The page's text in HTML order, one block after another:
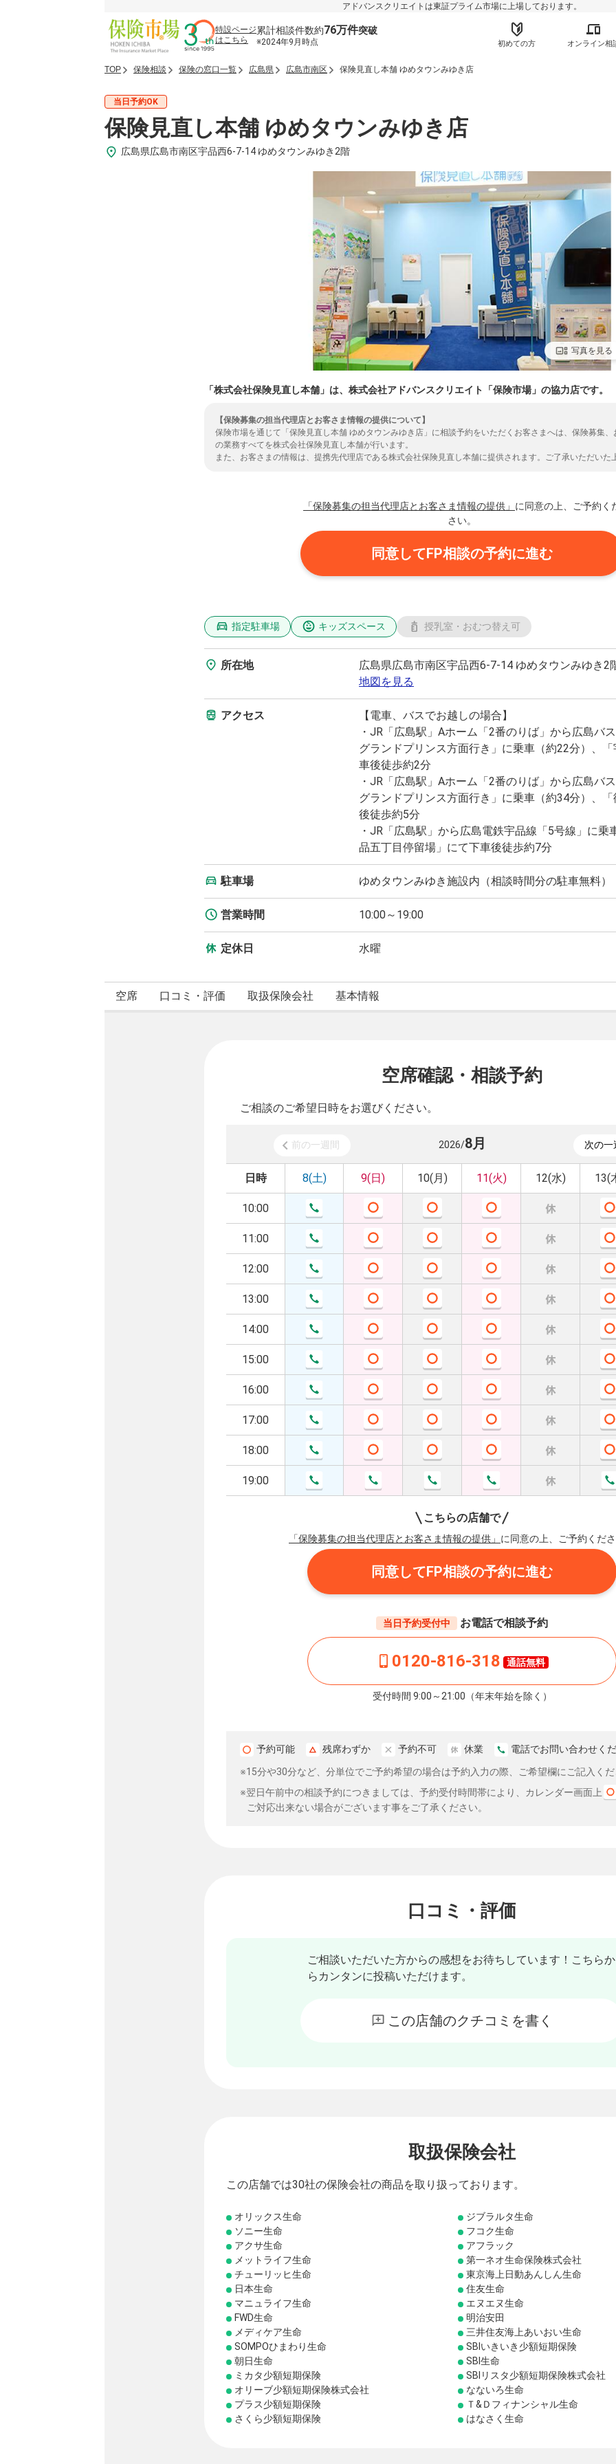
アドバンスクリエイトは東証プライム市場に上場しております。
特設ページ
はこちら
累計相談件数約76万件突破
※2024年9月時点 初めての方 オンライン相
TOP 保険相談 保険の窓口一覧 広島県 広島市南区 保険見直し本舗 ゆめタウンみゆき店
当日予約OK
保険見直し本舗 ゆめタウンみゆき店
広島県広島市南区宇品西6-7-14 ゆめタウンみゆき2階
写真を見る
「株式会社保険見直し本舗」は、株式会社アドバンスクリエイト「保険市場」の協力店です。
【保険募集の担当代理店とお客さま情報の提供について】
保険市場を通じて「保険見直し本舗 ゆめタウンみゆき店」に相談予約をいただくお客さまへは、保険募集
の業務すべてを株式会社保険見直し本舗が行います。
また、お客さまの情報は、提携先代理店である株式会社保険見直し本舗に提供されます。ご了承いただいた
「保険募集の担当代理店とお客さま情報の提供」 に同意の上、ご予約く
さい。
同意してFP相談の予約に進む
指定駐車場 キッズスペース 授乳室・おむつ替え可
所在地
広島県広島市南区宇品西6-7-14 ゆめタウンみゆき2
地図を見る
アクセス
【電車、バスでお越しの場合】
・JR「広島駅」Aホーム「2番のりば」から広島バ
グランドプリンス方面行き」に乗車（約22分）、
車後徒歩約2分
・JR「広島駅」Aホーム「2番のりば」から広島バ
グランドプリンス方面行き」に乗車（約34分）、
後徒歩約5分
・JR「広島駅」から広島電鉄宇品線「5号線」に乗
品五丁目停留場」にて下車後徒歩約7分
駐車場 ゆめタウンみゆき施設内（相談時間分の駐車無料）
営業時間 10:00～19:00
定休日 水曜
空席 口コミ・評価 取扱保険会社 基本情報
空席確認・相談予約
ご相談のご希望日時をお選びください。
前の一週間 2026/8月 次の一
日時
10:00
11:00
12:00
13:00
14:00
15:00
16:00
17:00
18:00
19:00
8(土) 9(日) 10(月) 11(火) 12(水) 13(
こちらの店舗で
「保険募集の担当代理店とお客さま情報の提供」 に同意の上、ご予約くだ
同意してFP相談の予約に進む
当日予約受付中 お電話で相談予約
0120-816-318 通話無料
受付時間 9:00～21:00（年末年始を除く）
予約可能 残席わずか 予約不可 休業 電話でお問い合わせく
※15分や30分など、分単位でご予約希望の場合は予約入力の際、ご希望欄にご記入く
※翌日午前中の相談予約につきましては、予約受付時間帯により、カレンダー画面上
ご対応出来ない場合がございます事をご了承ください。
口コミ・評価
ご相談いただいた方からの感想をお待ちしています！こちらか
らカンタンに投稿いただけます。
この店舗のクチコミを書く
取扱保険会社
この店舗では30社の保険会社の商品を取り扱っております。
オリックス生命
ジブラルタ生命
ソニー生命
フコク生命
アクサ生命
アフラック
メットライフ生命
第一ネオ生命保険株式会社
チューリッヒ生命
東京海上日動あんしん生命
日本生命
住友生命
マニュライフ生命
エヌエヌ生命
FWD生命
明治安田
メディケア生命
三井住友海上あいおい生命
SOMPOひまわり生命
SBIいきいき少額短期保険
朝日生命
SBI生命
ミカタ少額短期保険
SBIリスタ少額短期保険株式会社
オリーブ少額短期保険株式会社
なないろ生命
プラス少額短期保険
Ｔ&Ｄフィナンシャル生命
さくら少額短期保険
はなさく生命